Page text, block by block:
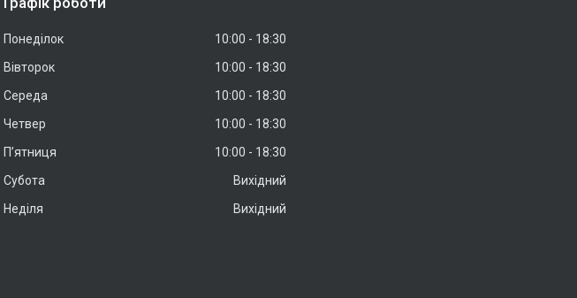
Понеділок 10:00
18:30
Вівторок
10:00
18:30
Середа
10:00
18:30
Четвер
10:00
18:30
Пʼятниця
10:00
18:30
Субота
Вихідний
Неділя
Вихідний